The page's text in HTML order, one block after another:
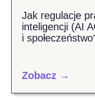
Jak regulacje
inteligencji (AI
i
Zobacz →